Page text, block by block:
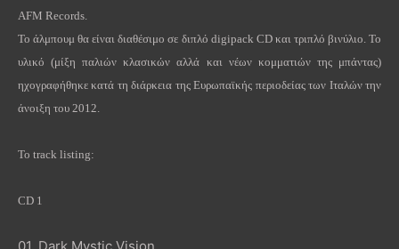
AFM Records
Το άλμπουμ θα είναι διαθέσιμο σε διπλό digipack CD και τριπλό βινύλιο. Το
υλικό (μίξη παλιών κλασικών αλλά και νέων κομματιών της μπάντας)
ηχογραφήθηκε κατά τη διάρκεια της Ευρωπαϊκής περιοδείας των Ιταλών την
άνοιξη του 2012.
Το track listing:
CD 1
01. Dark Mystic Vision